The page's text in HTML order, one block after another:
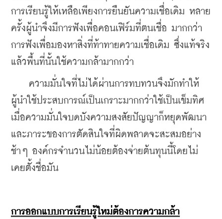
การเรียนรู้ให้เหลือเพียงการยืนยันความเชื่อเดิม หลาย
ครั้งผู้นำจึงมีการฟังเพื่อคอนเฟิร์มที่ตนเชื่อ มากกว่า
การฟังเพื่อมองหาสิ่งที่ท้าทายความเชื่อเดิม ซึ่งแท้จริง
แล้วพื้นที่นั้นใช้ความกล้ามากกว่า
ความมั่นใจที่ไม่ได้ผ่านการทบทวนจึงมักทำให้
ผู้นำใช้ประสบการณ์เป็นเกราะมากกว่าใช้เป็นเข็มทิศ
เมื่อความมั่นใจบดบังความสงสัยปัญญาก็หยุดพัฒนา
และภาระของการตัดสินใจที่ผิดพลาดจะสะสมอย่าง
ช้าๆ องค์กรจำนวนไม่น้อยต้องจ่ายต้นทุนนี้โดยไม่
เคยตั้งชื่อมัน
การออกแบบการเรียนรู้ใหม่ต้องการความกล้า